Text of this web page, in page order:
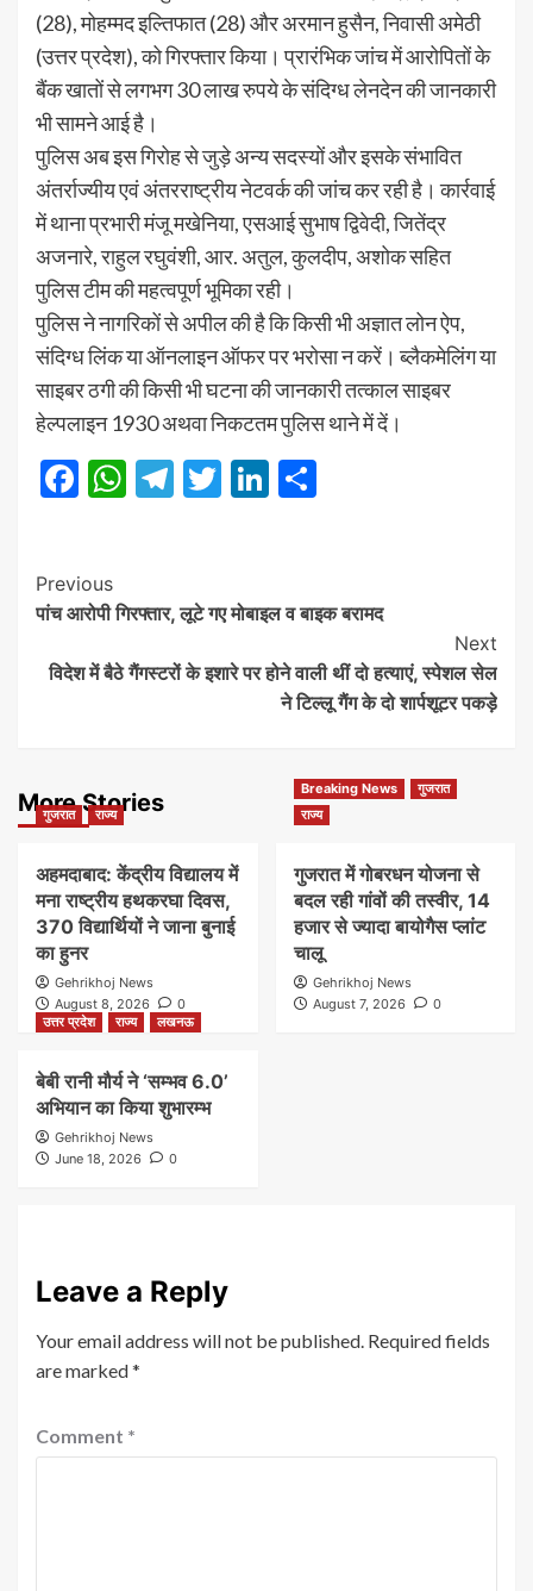
(28), मोहम्मद इल्तिफात (28) और अरमान हुसैन, निवासी अमेठी
(उत्तर प्रदेश), को गिरफ्तार किया। प्रारंभिक जांच में आरोपितों के
बैंक खातों से लगभग 30 लाख रुपये के संदिग्ध लेनदेन की जानकारी
भी सामने आई है।
पुलिस अब इस गिरोह से जुड़े अन्य सदस्यों और इसके संभावित
अंतर्राज्यीय एवं अंतरराष्ट्रीय नेटवर्क की जांच कर रही है। कार्रवाई
में थाना प्रभारी मंजू मखेनिया, एसआई सुभाष द्विवेदी, जितेंद्र
अजनारे, राहुल रघुवंशी, आर. अतुल, कुलदीप, अशोक सहित
पुलिस टीम की महत्वपूर्ण भूमिका रही।
पुलिस ने नागरिकों से अपील की है कि किसी भी अज्ञात लोन ऐप,
संदिग्ध लिंक या ऑनलाइन ऑफर पर भरोसा न करें। ब्लैकमेलिंग या
साइबर ठगी की किसी भी घटना की जानकारी तत्काल साइबर
हेल्पलाइन 1930 अथवा निकटतम पुलिस थाने में दें।
Facebook
WhatsApp
Telegram
TwitterLinkedIn
Post
Navigation
Previous
पांच आरोपी गिरफ्तार, लूटे गए मोबाइल व बाइक बरामद
Next
विदेश में बैठे गैंगस्टरों के इशारे पर होने वाली थीं दो हत्याएं, स्पेशल सेल
ने टिल्लू गैंग के दो शार्पशूटर पकड़े
More Stories
गुजरात राज्य
अहमदाबाद: केंद्रीय विद्यालय में
मना राष्ट्रीय हथकरघा दिवस,
370 विद्यार्थियों ने जाना बुनाई
का हुनर
Gehrikhoj News
August 8, 2026
0
Breaking News
गुजरात
राज्य
गुजरात में गोबरधन योजना से
बदल रही गांवों की तस्वीर, 14
हजार से ज्यादा बायोगैस प्लांट
चालू
Gehrikhoj News
August 7, 2026
0
उत्तर प्रदेश
राज्य लखनऊ
बेबी रानी मौर्य ने ‘सम्भव 6.0’
अभियान का किया शुभारम्भ
Gehrikhoj News
June 18, 2026
0
Leave a Reply
Your email address will not be published. Required fields
are marked*
Comment *